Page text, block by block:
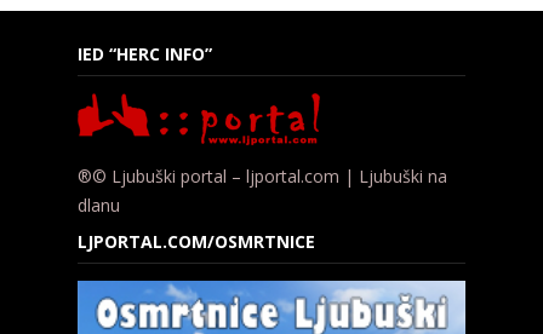
IED “HERC INFO”
®© Ljubuški portal – ljportal.com | Ljubuški na
dlanu
LJPORTAL.COM/OSMRTNICE